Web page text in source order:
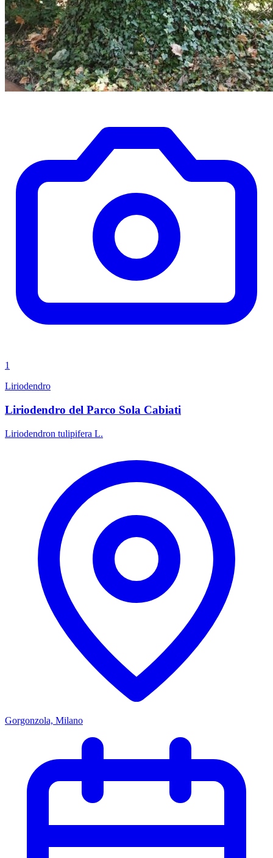
1
Liriodendro
Liriodendro del Parco Sola Cabiati
Liriodendron tulipifera L.
Gorgonzola, Milano